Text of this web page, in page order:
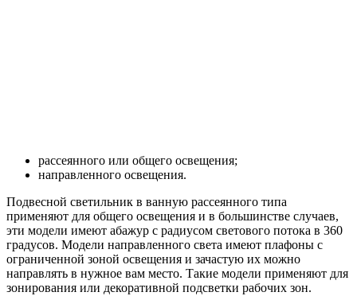
рассеянного или общего освещения;
направленного освещения.
Подвесной светильник в ванную рассеянного типа
применяют для общего освещения и в большинстве случаев,
эти модели имеют абажур с радиусом светового потока в 360
градусов. Модели направленного света имеют плафоны с
ограниченной зоной освещения и зачастую их можно
направлять в нужное вам место. Такие модели применяют для
зонирования или декоративной подсветки рабочих зон.